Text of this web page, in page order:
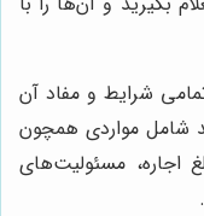
تمامی شرایط و مفاد آن
شامل مواردی همچون
اجاره، مسئولیت‌های